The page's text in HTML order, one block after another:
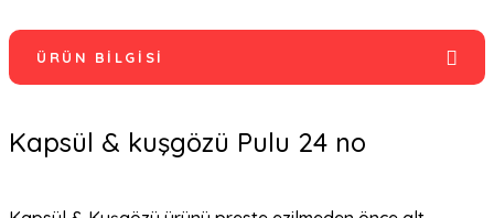
ÜRÜN BILGISI
Kapsül & kuşgözü Pulu 24 no